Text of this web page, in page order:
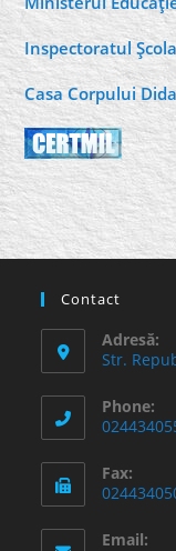
Inspectoratul
Casa Corpului
Contact
Adresă:
Str.
Phone:
Fax:
Email: